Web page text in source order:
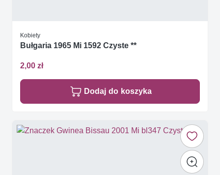
Kobiety
Bułgaria 1965 Mi 1592 Czyste **
2,00 zł
Dodaj do koszyka